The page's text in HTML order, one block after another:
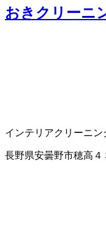
おきクリーニ
インテリアクリーニン
長野県安曇野市穂高４